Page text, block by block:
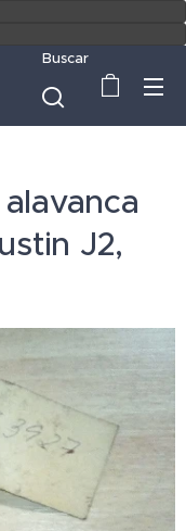
Buscar
J2,